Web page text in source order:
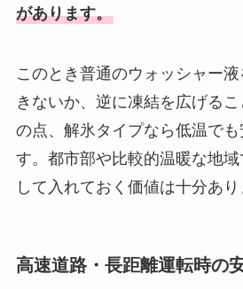
があります。
このとき普通のウォッシャー
きないか、逆に凍結を広げる
の点、解氷タイプなら低温でも
す。都市部や比較的温暖な地
して入れておく価値は十分あり
高速道路・長距離運転時の